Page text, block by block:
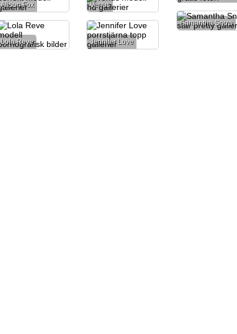
Alison Fox
Venus
Samantha Snow
Lola Reve
Jennifer Love